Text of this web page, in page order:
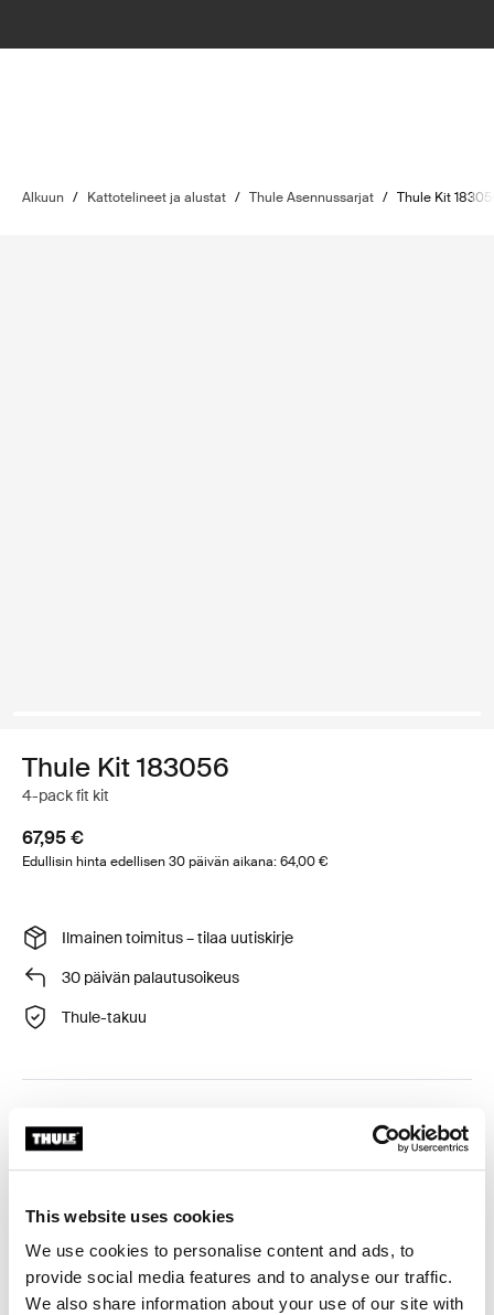
This website uses cookies
We use cookies to personalise content and ads, to
provide social media features and to analyse our traffic.
We also share information about your use of our site with
Alkuun / Kattotelineet ja alustat / Thule Asennussarjat / Thule Kit
Thule Kit 183056
4-pack fit kit
67,95 €
Edullisin hinta edellisen 30 päivän aikana: 64,00 €
Ilmainen toimitus – tilaa uutiskirje
30 päivän palautusoikeus
Thule-takuu
Räätälöity sovitinsarja, jolla Thule-kattotelinejärjestelmä
voidaan asentaa valittuihin ajoneuvoihin.
Toggle techspec
Tekniset tiedot